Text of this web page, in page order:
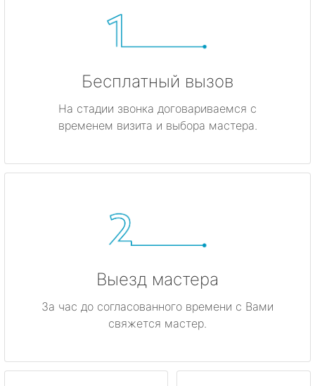
Бесплатный вызов
На стадии звонка договариваемся с
временем визита и выбора мастера.
Выезд мастера
За час до согласованного времени с Вами
свяжется мастер.